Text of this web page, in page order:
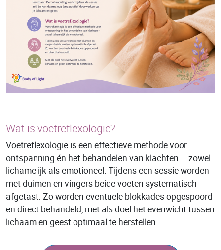
Wat is voetreflexologie?
Voetreflexologie is een effectieve methode voor
ontspanning én het behandelen van klachten – zowel
lichamelijk als emotioneel. Tijdens een sessie worden
met duimen en vingers beide voeten systematisch
afgetast. Zo worden eventuele blokkades opgespoord
en direct behandeld, met als doel het evenwicht tussen
lichaam en geest optimaal te herstellen.